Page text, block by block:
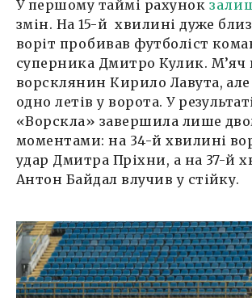
У першому таймі рахунок
змін. На 15-й хвилині дуже
воріт пробивав футболіст
суперника Дмитро Кулик. М’яч
ворсклянин Кирило Лавута, але
одно летів у ворота. У
«Ворскла» завершила лише
моментами: на 34-й хвилині
удар Дмитра Пріхни, а на 37-й
Антон Байдал влучив у стійку.